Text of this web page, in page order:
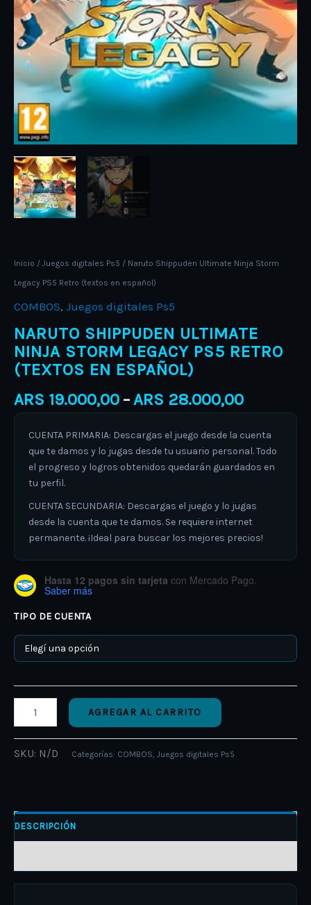
Inicio / Juegos digitales Ps5 / Naruto Shippuden Ultimate Ninja Storm
Legacy PS5 Retro (textos en español)
COMBOS, Juegos digitales Ps5
NARUTO SHIPPUDEN ULTIMATE
NINJA STORM LEGACY PS5 RETRO
(TEXTOS EN ESPAÑOL)
ARS 19.000,00 –ARS 28.000,00
CUENTA PRIMARIA: Descargas el juego desde la cuenta
que te damos y lo jugas desde tu usuario personal. Todo
el progreso y logros obtenidos quedarán guardados en
tu perfil.
CUENTA SECUNDARIA: Descargas el juego y lo jugas
desde la cuenta que te damos. Se requiere internet
permanente. ¡Ideal para buscar los mejores precios!
Hasta 12 pagos sin tarjeta con Mercado Pago.
Saber más
TIPO DE CUENTA
cantidad
AGREGAR AL CARRITO
SKU: N/D Categorías: COMBOS, Juegos digitales Ps5
DESCRIPCIÓN